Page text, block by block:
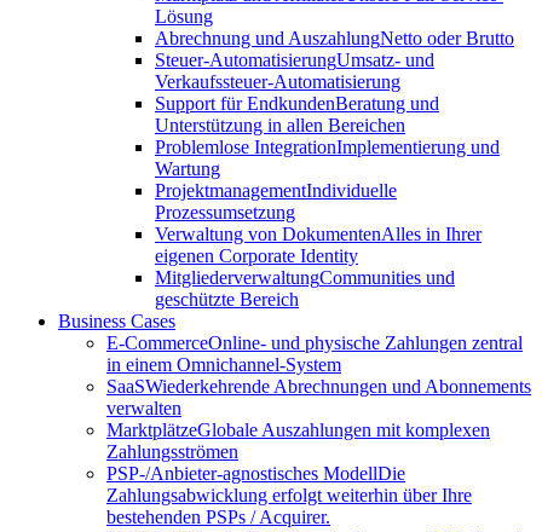
Lösung
Abrechnung und AuszahlungNetto oder Brutto
Steuer-AutomatisierungUmsatz- und
Verkaufssteuer-Automatisierung
Support für EndkundenBeratung und
Unterstützung in allen Bereichen
Problemlose IntegrationImplementierung und
Wartung
ProjektmanagementIndividuelle
Prozessumsetzung
Verwaltung von DokumentenAlles in Ihrer
eigenen Corporate Identity
MitgliederverwaltungCommunities und
geschützte Bereich
Business Cases
E-CommerceOnline- und physische Zahlungen zentral
in einem Omnichannel-System
SaaSWiederkehrende Abrechnungen und Abonnements
verwalten
MarktplätzeGlobale Auszahlungen mit komplexen
Zahlungsströmen
PSP-/Anbieter‑agnostisches ModellDie
Zahlungsabwicklung erfolgt weiterhin über Ihre
bestehenden PSPs / Acquirer.